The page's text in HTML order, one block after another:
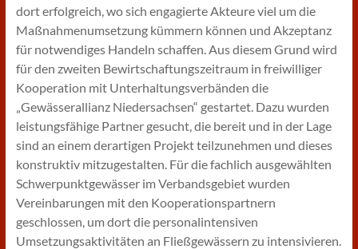
dort erfolgreich, wo sich engagierte Akteure viel um die
Maßnahmenumsetzung kümmern können und Akzeptanz
für notwendiges Handeln schaffen. Aus diesem Grund wird
für den zweiten Bewirtschaftungszeitraum in freiwilliger
Kooperation mit Unterhaltungsverbänden die
„Gewässerallianz Niedersachsen“ gestartet. Dazu wurden
leistungsfähige Partner gesucht, die bereit und in der Lage
sind an einem derartigen Projekt teilzunehmen und dieses
konstruktiv mitzugestalten. Für die fachlich ausgewählten
Schwerpunktgewässer im Verbandsgebiet wurden
Vereinbarungen mit den Kooperationspartnern
geschlossen, um dort die personalintensiven
Umsetzungsaktivitäten an Fließgewässern zu intensivieren.